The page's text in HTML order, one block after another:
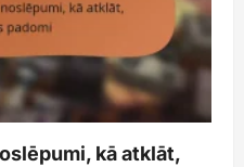
kā atklāt,